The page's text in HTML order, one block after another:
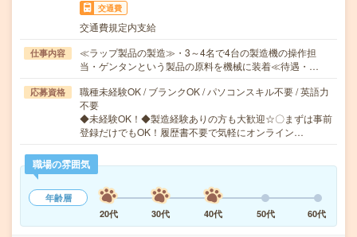
交通費
交通費規定内支給
仕事内容
≪ラップ製品の製造≫・3～4名で4台の製造機の操作担
当・ゲンタンという製品の原料を機械に装着≪待遇・…
応募資格
職種未経験OK / ブランクOK / パソコンスキル不要 / 英語力
不要
◆未経験OK！◆製造経験ありの方も大歓迎☆〇まずは事前
登録だけでもOK！履歴書不要で気軽にオンライン…
職場の雰囲気
年齢層
20代
30代 40代 50代 60代